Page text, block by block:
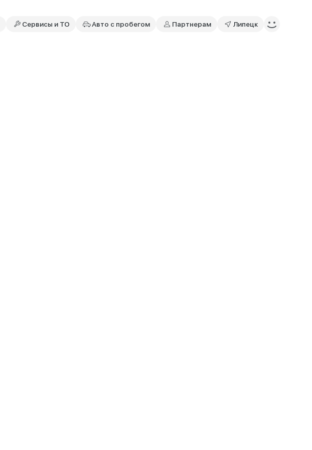
Сервисы и ТО Авто с пробегом Партнерам Липецк